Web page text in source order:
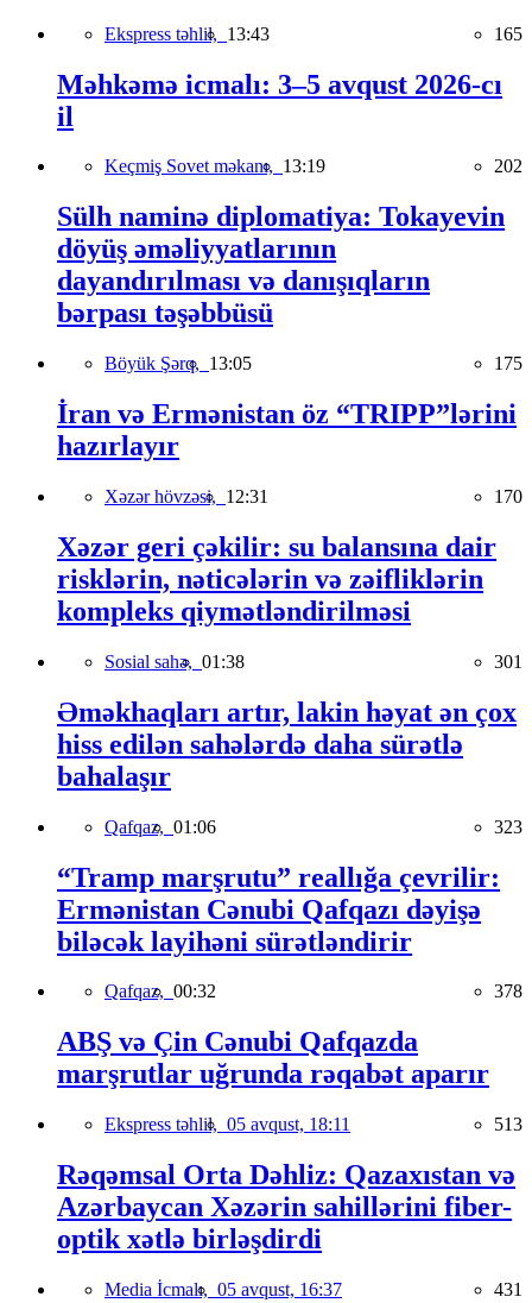
Ekspress təhlil, 13:43 165
Məhkəmə icmalı: 3–5 avqust 2026-cı
il
Keçmiş Sovet məkanı, 13:19 202
Sülh naminə diplomatiya: Tokayevin
döyüş əməliyyatlarının
dayandırılması və danışıqların
bərpası təşəbbüsü
Böyük Şərq, 13:05 175
İran və Ermənistan öz “TRIPP”lərini
hazırlayır
Xəzər hövzəsi, 12:31 170
Xəzər geri çəkilir: su balansına dair
risklərin, nəticələrin və zəifliklərin
kompleks qiymətləndirilməsi
Sosial sahə, 01:38 301
Əməkhaqları artır, lakin həyat ən çox
hiss edilən sahələrdə daha sürətlə
bahalaşır
Qafqaz, 01:06 323
“Tramp marşrutu” reallığa çevrilir:
Ermənistan Cənubi Qafqazı dəyişə
biləcək layihəni sürətləndirir
Qafqaz, 00:32 378
ABŞ və Çin Cənubi Qafqazda
marşrutlar uğrunda rəqabət aparır
Ekspress təhlil, 05 avqust, 18:11 513
Rəqəmsal Orta Dəhliz: Qazaxıstan və
Azərbaycan Xəzərin sahillərini fiber-
optik xətlə birləşdirdi
Media İcmalı, 05 avqust, 16:37 431